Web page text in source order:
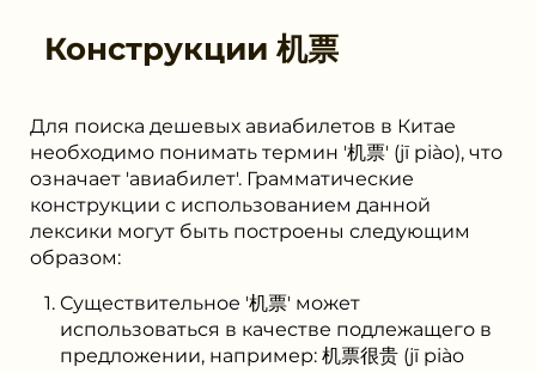
Конструкции 机票
Для поиска дешевых авиабилетов в Китае
необходимо понимать термин '机票' (jī piào), что
означает 'авиабилет'. Грамматические
конструкции с использованием данной
лексики могут быть построены следующим
образом:
Существительное '机票' может
использоваться в качестве подлежащего в
предложении, например: 机票很贵 (jī piào